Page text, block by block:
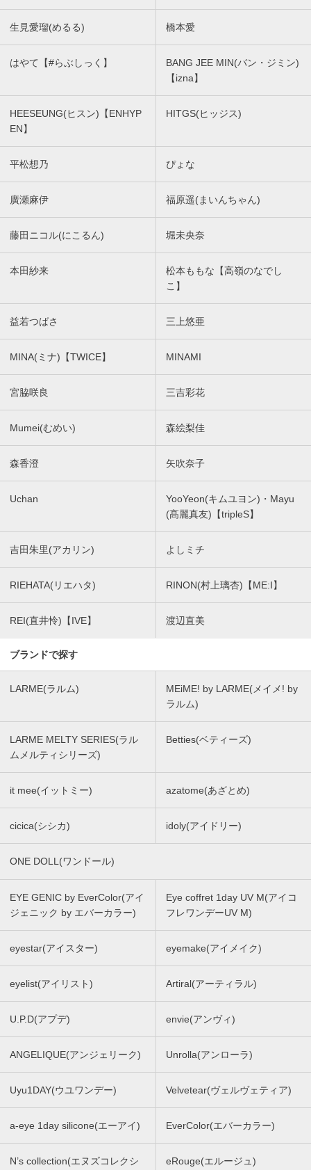
生見愛瑠(めるる) 橋本愛
はやて【#らぶしっく】
BANG JEE MIN(バン・ジミン)
【izna】
HEESEUNG(ヒスン)【ENHYP
EN】
HITGS(ヒッジス)
平松想乃 ぴょな
廣瀬麻伊 福原遥(まいんちゃん)
藤田ニコル(にこるん) 堀未央奈
本田紗来
松本ももな【高嶺のなでし
こ】
益若つばさ 三上悠亜
MINA(ミナ)【TWICE】 MINAMI
宮脇咲良 三吉彩花
Mumei(むめい) 森絵梨佳
森香澄 矢吹奈子
Uchan
YooYeon(キムユヨン)・Mayu
(髙麗真友)【tripleS】
吉田朱里(アカリン) よしミチ
RIEHATA(リエハタ) RINON(村上璃杏)【ME:I】
REI(直井怜)【IVE】 渡辺直美
ブランドで探す
LARME(ラルム)
MEiME! by LARME(メイメ! by
ラルム)
LARME MELTY SERIES(ラル
ムメルティシリーズ)
Betties(ベティーズ)
it mee(イットミー) azatome(あざとめ)
cicica(シシカ) idoly(アイドリー)
ONE DOLL(ワンドール)
EYE GENIC by EverColor(アイ
ジェニック by エバーカラー)
Eye coffret 1day UV M(アイコ
フレワンデーUV M)
eyestar(アイスター) eyemake(アイメイク)
eyelist(アイリスト) Artiral(アーティラル)
U.P.D(アプデ) envie(アンヴィ)
ANGELIQUE(アンジェリーク) Unrolla(アンローラ)
Uyu1DAY(ウユワンデー) Velvetear(ヴェルヴェティア)
a-eye 1day silicone(エーアイ) EverColor(エバーカラー)
N’s collection(エヌズコレクシ eRouge(エルージュ)